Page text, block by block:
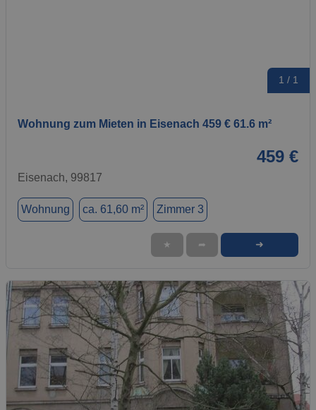
1 / 1
Wohnung zum Mieten in Eisenach 459 € 61.6 m²
459 €
Eisenach, 99817
Wohnung ca. 61,60 m² Zimmer 3
★ ➦ ➜